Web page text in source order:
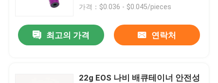
가격：$0.036 - $0.045/pieces
최고의 가격 연락처
22g EOS 나비 배큐테이너 안전성